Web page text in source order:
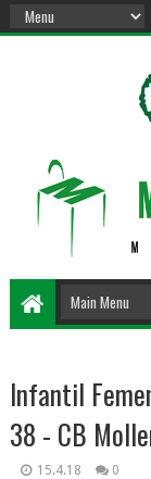
Infantil
38 - CB
15.4.18 0